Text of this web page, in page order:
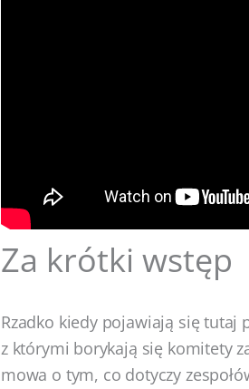
Za krótki wstęp
Rzadko kiedy pojawiają się
z którymi borykają się komitety
mowa o tym, co dotyczy